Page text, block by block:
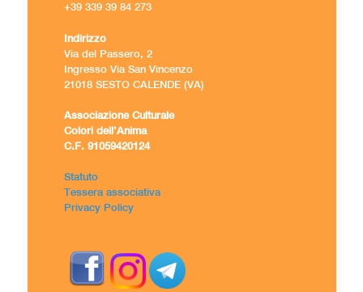
+39 339 39 84 273
Indirizzo
Via del Passero, 2
Ingresso Via San Vincenzo
21018 SESTO CALENDE (VA)
Associazione Culturale
Colori dell’Anima
C.F. 91059420124
Statuto
Tessera associativa
Privacy Policy